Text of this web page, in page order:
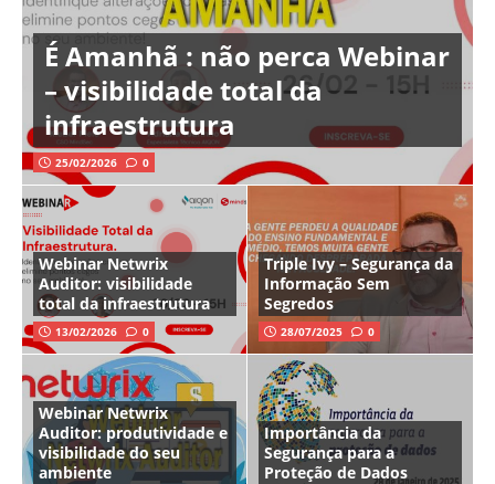
É Amanhã : não perca Webinar
– visibilidade total da
infraestrutura
25/02/2026 0
Webinar Netwrix
Auditor: visibilidade
total da infraestrutura
13/02/2026 0
Triple Ivy – Segurança da
Informação Sem
Segredos
28/07/2025 0
Webinar Netwrix
Auditor: produtividade e
visibilidade do seu
ambiente
Importância da
Segurança para a
Proteção de Dados